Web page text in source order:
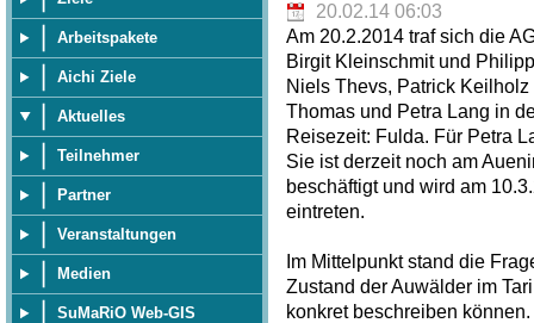
Arbeitspakete
Aichi Ziele
Aktuelles
Teilnehmer
Partner
Veranstaltungen
Medien
SuMaRiO Web-GIS
20.02.14 06:03
Am 20.2.2014 traf sich die
Birgit Kleinschmit und
Niels Thevs, Patrick
Thomas und Petra Lang in
Reisezeit: Fulda. Für Petra
Sie ist derzeit noch am
beschäftigt und wird am
eintreten.
Im Mittelpunkt stand die
Zustand der Auwälder im
konkret beschreiben